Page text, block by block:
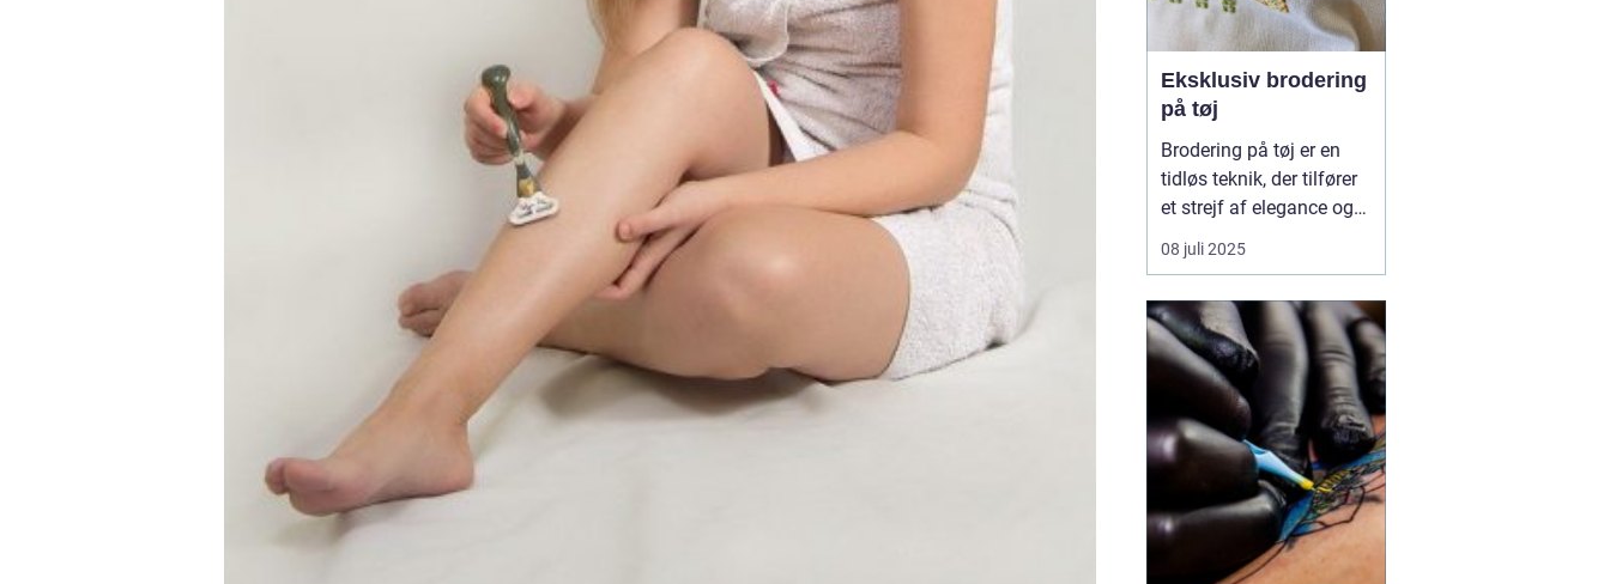
Eksklusiv brodering
på tøj
Brodering på tøj er en
tidløs teknik, der tilfører
et strejf af elegance og
individualitet til ethvert
stykke klæde. Denne
vej ind i både hverdags-
og erhvervslivet gennem
sin evne til a...
08 juli 2025